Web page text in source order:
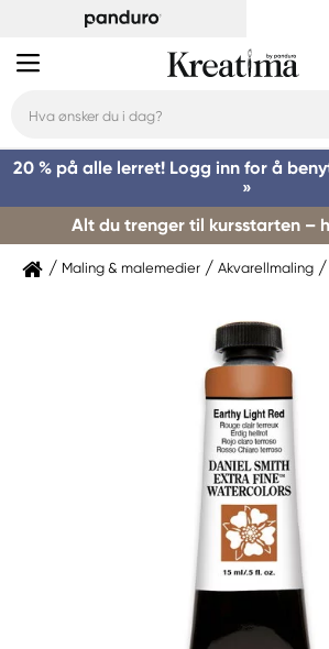
20 % på alle lerret! Logg inn for å
»
Alt du trenger til kursstarten –
Maling & malemedier Akvarellmaling